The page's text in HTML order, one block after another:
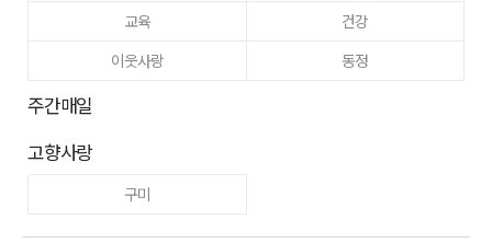
교육
건강
이웃사랑
동정
주간매일
고향사랑
구미